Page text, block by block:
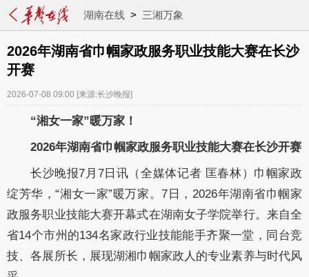
湖南在线> 三湘万象
2026年湖南省巾帼家政服务职业技能大赛在长沙
开赛
2026-07-08 09:00 [来源:长沙晚报]
“湘女一家”暖万家！
2026年湖南省巾帼家政服务职业技能大赛在长沙开赛
长沙晚报7月7日讯（全媒体记者 匡春林）巾帼家政
绽芳华，“湘女一家”暖万家。7日，2026年湖南省巾帼家
政服务职业技能大赛开幕式在湖南女子学院举行。来自全
省14个市州的134名家政行业技能能手齐聚一堂，同台竞
技、各展所长，展现湖湘巾帼家政人的专业素养与时代风